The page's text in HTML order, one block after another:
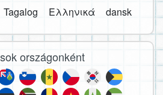
Tagalog Ελληνικά dansk
országonként